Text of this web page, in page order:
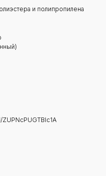
и полипропилена